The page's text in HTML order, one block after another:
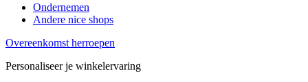
Ondernemen
Andere nice shops
Overeenkomst herroepen
Personaliseer je winkelervaring